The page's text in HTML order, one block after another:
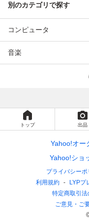
別のカテゴリで探す
コンピュータ
音楽
トップ 出品
Yahoo!オー
Yahoo!ショ
プライバシーポ
利用規約
LYPプ
特定商取引法
ご意見・ご